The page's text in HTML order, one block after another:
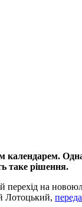
календарем.
таке рішення.
на
Лотоцький,